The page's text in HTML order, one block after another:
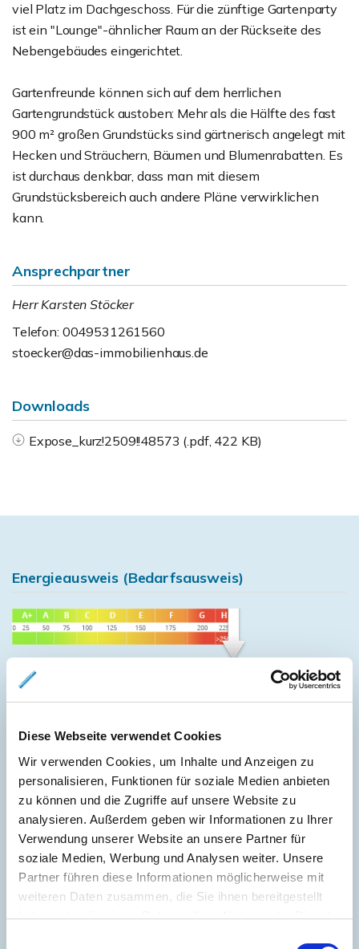
Diese Webseite verwendet Cookies
Wir verwenden Cookies, um Inhalte und Anzeigen zu
personalisieren, Funktionen für soziale Medien anbieten
zu können und die Zugriffe auf unsere Website zu
analysieren. Außerdem geben wir Informationen zu Ihrer
Verwendung unserer Website an unsere Partner für
soziale Medien, Werbung und Analysen weiter. Unsere
Partner führen diese Informationen möglicherweise mit
weiteren Daten zusammen, die Sie ihnen bereitgestellt
haben oder die sie im Rahmen Ihrer Nutzung der Dienste
viel Platz im Dachgeschoss. Für die zünftige Gartenparty
ist ein "Lounge"-ähnlicher Raum an der Rückseite des
Nebengebäudes eingerichtet.
Gartenfreunde können sich auf dem herrlichen
Gartengrundstück austoben: Mehr als die Hälfte des fast
900 m² großen Grundstücks sind gärtnerisch angelegt mit
Hecken und Sträuchern, Bäumen und Blumenrabatten. Es
ist durchaus denkbar, dass man mit diesem
Grundstücksbereich auch andere Pläne verwirklichen
kann.
Ansprechpartner
Herr Karsten Stöcker
Telefon: 0049531261560
stoecker@das-immobilienhaus.de
Downloads
Expose_kurz!2509!!48573 (.pdf, 422 KB)
Energieausweis (Bedarfsausweis)
Weitere Informationen
Wesentlicher Energieträger
GAS
Energieausweis gültig bis
2034-02-04
Energieausweis Jahrgang
ab dem 1.5.2014
Energieausweis Werteklasse
H
Energieausweis Baujahr
1880